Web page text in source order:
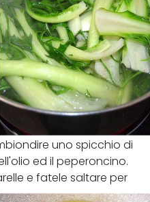
uno spicchio di
ed il peperoncino.
e fatele saltare per